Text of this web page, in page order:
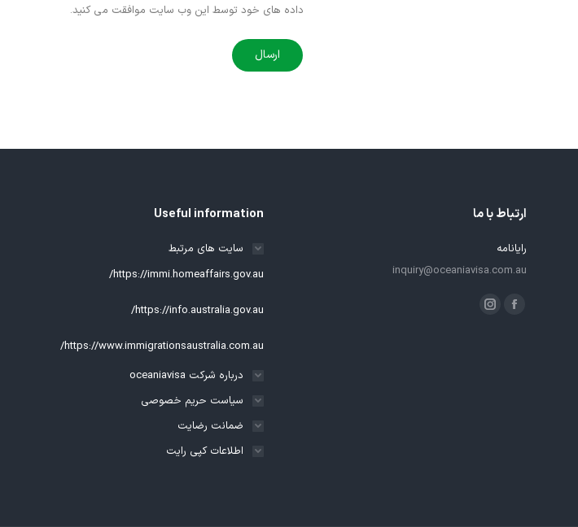
داده های خود توسط این وب سایت موافقت می کنید.
ارسال
ارتباط با ما
رایانامه
inquiry@oceaniavisa.com.au
ما را دنبال کنید در:
فیسبوکاینستاگرام
Useful information
سایت های مرتبط
https://immi.homeaffairs.gov.au/
https://info.australia.gov.au/
https://www.immigrationsaustralia.com.au/
درباره شرکت oceaniavisa
سیاست حریم خصوصی
ضمانت رضایت
اطلاعات کپی رایت